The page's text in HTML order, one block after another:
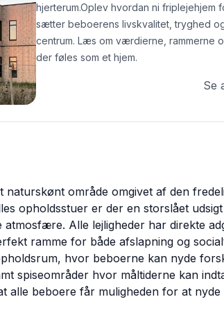
hjerterum.Oplev hvordan ni friplejehjem
sætter beboerens livskvalitet, tryghed
centrum. Læs om værdierne, rammerne
der føles som et hjem.
Se
naturskønt område omgivet af den
opholdsstuer er der en storslået
Alle lejligheder har direkte
ramme for både afslapning og
hvor beboerne kan nyde
spiseområder hvor måltiderne kan
alle beboere får muligheden for at nyde